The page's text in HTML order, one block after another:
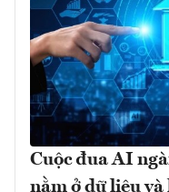
Cuộc đua AI
nằm ở dữ liệu